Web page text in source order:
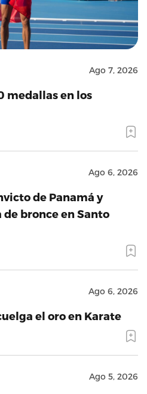
Ago 7, 2026
medallas en los
Ago 6, 2026
de Panamá y
bronce en Santo
Ago 6, 2026
el oro en Karate
Ago 5, 2026